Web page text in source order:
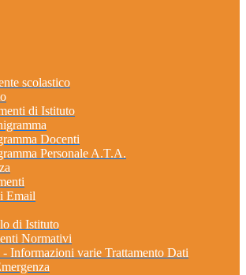
scolastico
di Istituto
Docenti
Personale A.T.A.
Email
di Istituto
Normativi
Informazioni varie Trattamento Dati